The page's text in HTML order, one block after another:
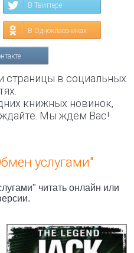
В Твиттере
В Одноклассниках
страницы в социальных
книжных новинок,
Мы ждём Вас!
услугами"
читать онлайн или